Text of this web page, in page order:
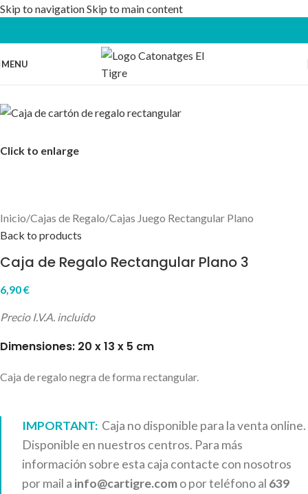
Skip to navigationSkip to main content
MENU
Click to enlarge
Inicio/Cajas de Regalo/Cajas Juego Rectangular Plano
Back to products
Caja de Regalo Rectangular Plano 3
6,90€
Precio I.V.A. incluido
Dimensiones: 20 x 13 x 5 cm
Caja de regalo negra de forma rectangular.
IMPORTANT: Caja no disponible para la venta online.
Disponible en nuestros centros. Para más
información sobre esta caja contacte con nosotros
por mail a info@cartigre.como por teléfono al 639